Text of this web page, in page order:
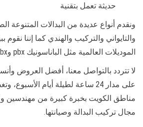
حديثة تعمل بتقنية
ونقدم أنواع عديدة من البدالات المتنوعة
والتايواني والتركيب والهندي كما إننا نقوم
الموديلات العالمية مثل الباناسونيك pbx وIp pbx.
لا تتردد بالتواصل معنا، أفضل العروض
على مدار 24 ساعة لطيلة أيام
مناطق الكويت بخبرة كبيرة من مهندسين
مجال تركيب البدالة وصيانتها.